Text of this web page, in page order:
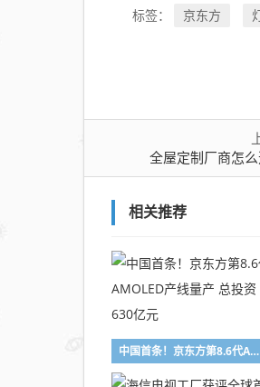
标签： 京东方
全屋定制厂商怎
相关推荐
中国首条！京东方第8.6代AMOLED产线量产 总投资630亿元